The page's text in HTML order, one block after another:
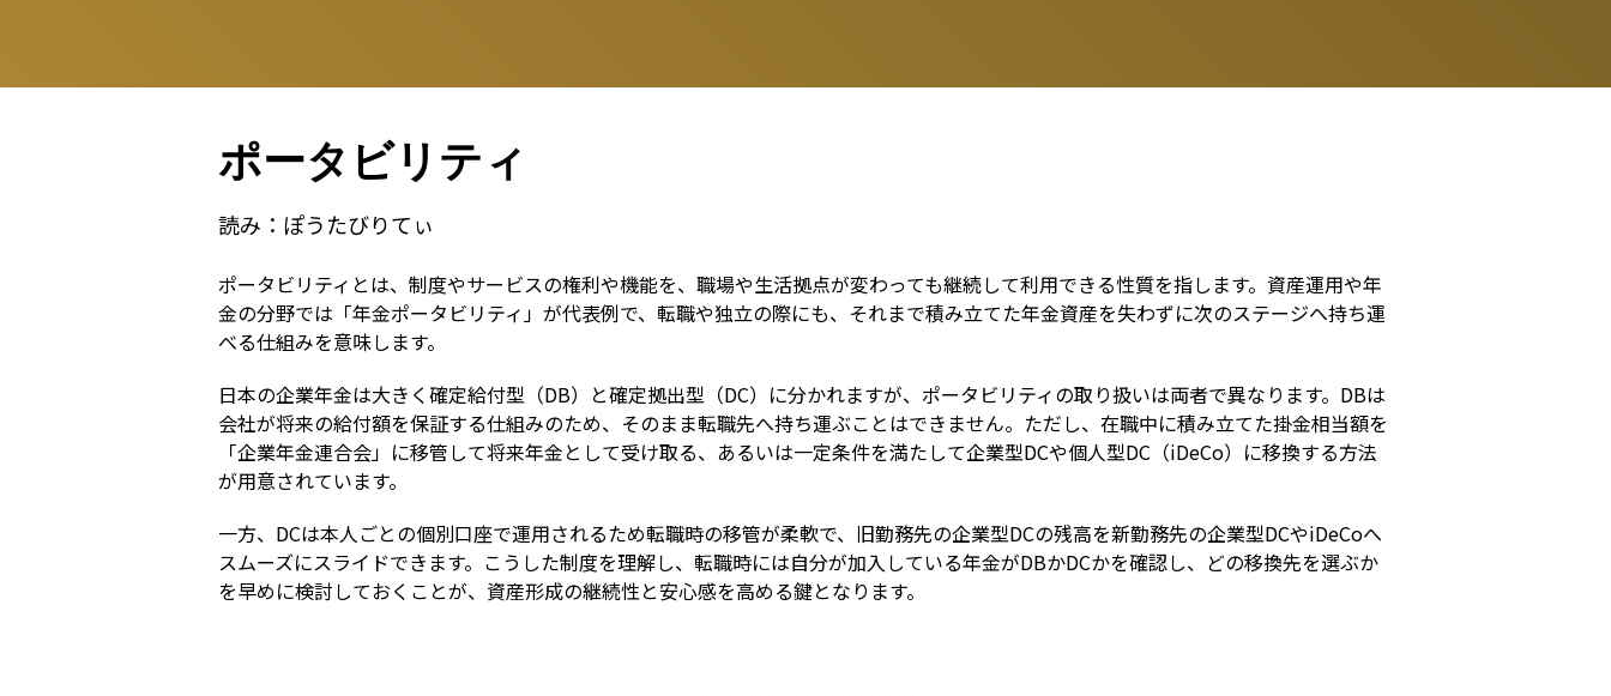
Terms
ポータビリティ
読み： ぽうたびりてぃ
ポータビリティとは、制度やサービスの権利や機能を、職場や生活拠点が変わっても継続して利用できる性質を指します。資産運用や年
金の分野では「年金ポータビリティ」が代表例で、転職や独立の際にも、それまで積み立てた年金資産を失わずに次のステージへ持ち運
べる仕組みを意味します。
日本の企業年金は大きく確定給付型（DB）と確定拠出型（DC）に分かれますが、ポータビリティの取り扱いは両者で異なります。DBは
会社が将来の給付額を保証する仕組みのため、そのまま転職先へ持ち運ぶことはできません。ただし、在職中に積み立てた掛金相当額を
「企業年金連合会」に移管して将来年金として受け取る、あるいは一定条件を満たして企業型DCや個人型DC（iDeCo）に移換する方法
が用意されています。
一方、DCは本人ごとの個別口座で運用されるため転職時の移管が柔軟で、旧勤務先の企業型DCの残高を新勤務先の企業型DCやiDeCoへ
スムーズにスライドできます。こうした制度を理解し、転職時には自分が加入している年金がDBかDCかを確認し、どの移換先を選ぶか
を早めに検討しておくことが、資産形成の継続性と安心感を高める鍵となります。